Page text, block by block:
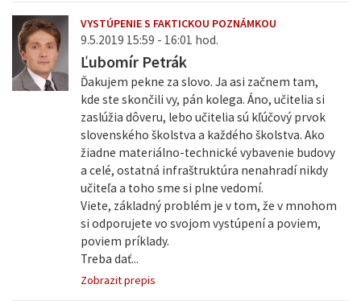
VYSTÚPENIE S FAKTICKOU POZNÁMKOU
9.5.2019 15:59 - 16:01 hod.
Ľubomír Petrák
Ďakujem pekne za slovo. Ja asi začnem tam,
kde ste skončili vy, pán kolega. Áno, učitelia si
zaslúžia dôveru, lebo učitelia sú kľúčový prvok
slovenského školstva a každého školstva. Ako
žiadne materiálno-technické vybavenie budovy
a celé, ostatná infraštruktúra nenahradí nikdy
učiteľa a toho sme si plne vedomí.
Viete, základný problém je v tom, že v mnohom
si odporujete vo svojom vystúpení a poviem,
poviem príklady.
Treba dať...
Zobrazit prepis